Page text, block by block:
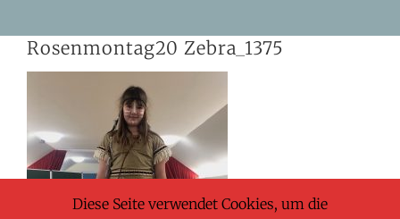
Rosenmontag20 Zebra_1375
Diese Seite verwendet Cookies, um die